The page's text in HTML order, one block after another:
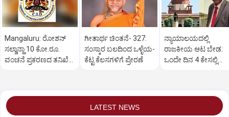
Mangaluru: ರೋಶನ್‌
ಸಲ್ಡಾನ್ಹಾ 10 ಕೋ.ರೂ.
ವಂಚನೆ ಪ್ರಕರಣದ ತನಿಖೆ
ಗೀತಾರ್ಥ ಚಿಂತನೆ- 327:
ಸಂಸ್ಕಾರ ಬಲದಿಂದ ಒಳ್ಳೆಯ-
ಕೆಟ್ಟ ಕೆಲಸಗಳಿಗೆ ಪ್ರೇರಣೆ
ನ್ಯಾಯಾಲಯದಲ್ಲಿ
ರಾಜಕೀಯ ಆಟ ಬೇಡ:
ಒಂದೇ ದಿನ 4 ಕೇಸಲ್ಲಿ
LATEST NEWS